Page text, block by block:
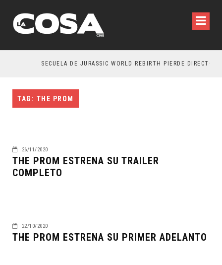
SECUELA DE JURASSIC WORLD REBIRTH PIERDE DIRECTOR
TAG: THE PROM
26/11/2020
THE PROM ESTRENA SU TRAILER
COMPLETO
22/10/2020
THE PROM ESTRENA SU PRIMER ADELANTO